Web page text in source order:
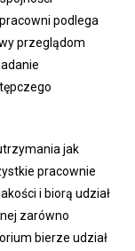
podlega
przeglądom
jak
pracownie
i biorą udział
zarówno
bierze udział